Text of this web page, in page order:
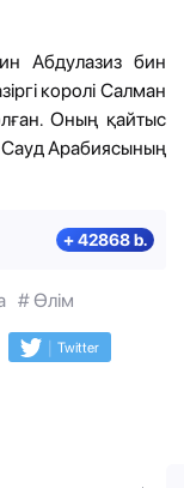
Абдулазиз бин
королі Салман
Оның қайтыс
Сауд Арабиясының
+ 42868 b.
# Өлім
| Twitter